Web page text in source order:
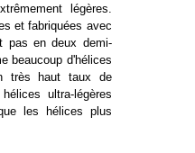
légères.
et fabriquées avec
pas en deux demi-
beaucoup d'hélices
très haut taux de
ultra-légères
les hélices plus